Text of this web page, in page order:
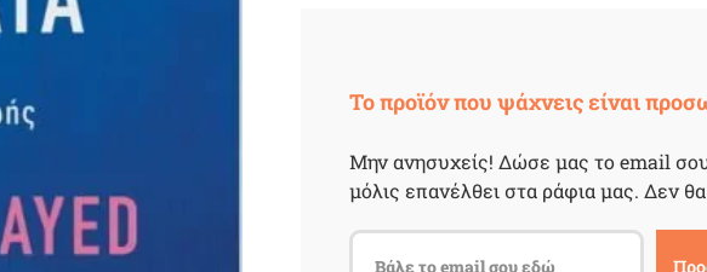
Το προϊόν που ψάχνεις είναι
Μην ανησυχείς! Δώσε μας το email
μόλις επανέλθει στα ράφια μας. Δεν